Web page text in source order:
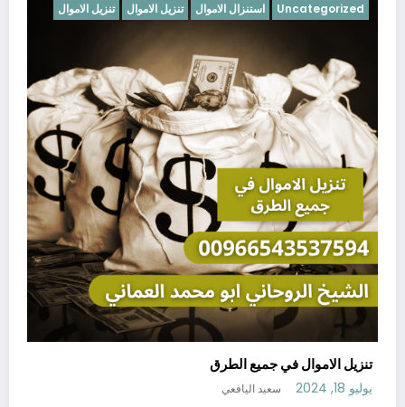
Uncategorized استنزال الاموال تنزيل الاموال تنزيل الاموال
تنزيل الاموال في جميع الطرق
يوليو 18, 2024 سعيد اليافعي